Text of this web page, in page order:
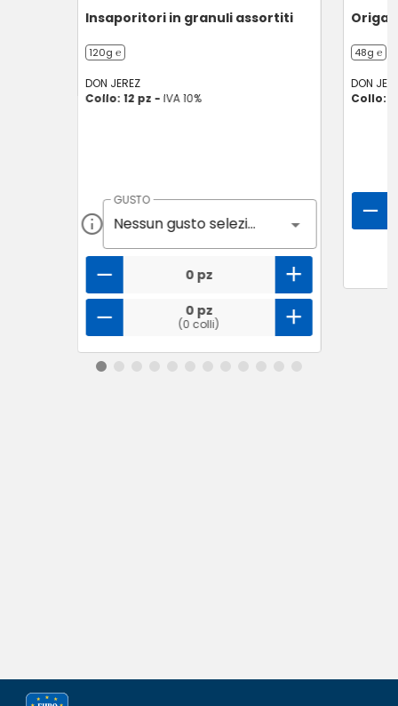
Insaporitori in granuli assortiti
120g ℮
DON JEREZ
Collo: 12 pz - IVA 10%
GUSTO
Nessun gusto selezionato
0 pz
0 pz
(0 colli)
48g ℮
DON
Collo: